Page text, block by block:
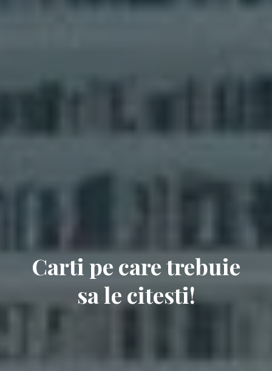
Carti pe care trebuie
sa le citesti!